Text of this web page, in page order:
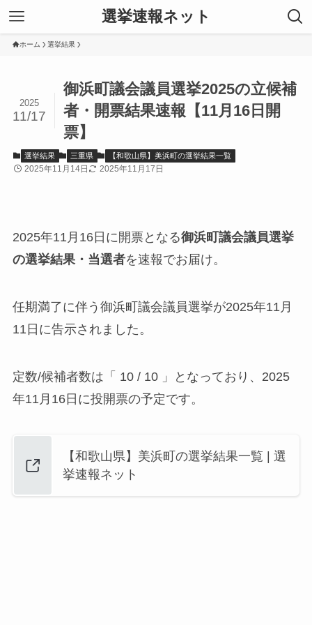
選挙速報ネット
ホーム 選挙結果
御浜町議会議員選挙2025の立候補
者・開票結果速報【11月16日開
票】
2025
11/17
選挙結果 三重県 【和歌山県】美浜町の選挙結果一覧
2025年11月14日 2025年11月17日
2025年11月16日に開票となる御浜町議会議員選挙
の選挙結果・当選者を速報でお届け。
任期満了に伴う御浜町議会議員選挙が2025年11月
11日に告示されました。
定数/候補者数は「 10 / 10 」となっており、2025
年11月16日に投開票の予定です。
【和歌山県】美浜町の選挙結果一覧 | 選
挙速報ネット